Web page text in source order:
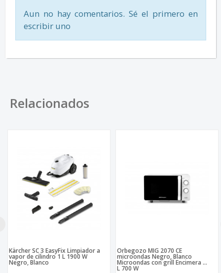
Aun no hay comentarios. Sé el primero en
escribir uno
Relacionados
Kärcher SC 3 EasyFix Limpiador a
vapor de cilindro 1 L 1900 W
Negro, Blanco
Orbegozo MIG 2070 CE
microondas Negro, Blanco
Microondas con grill Encimera 20
L 700 W